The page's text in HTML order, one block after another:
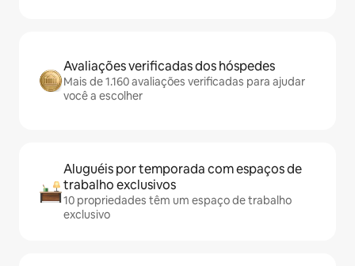
Avaliações verificadas dos hóspedes
Mais de 1.160 avaliações verificadas para ajudar
você a escolher
Aluguéis por temporada com espaços de
trabalho exclusivos
10 propriedades têm um espaço de trabalho
exclusivo